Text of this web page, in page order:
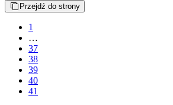
Przejdź do strony
1
…
37
38
39
40
41